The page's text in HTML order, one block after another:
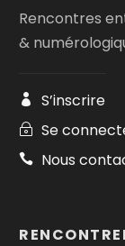
Rencontres
&
S’inscrire
Se
Nous